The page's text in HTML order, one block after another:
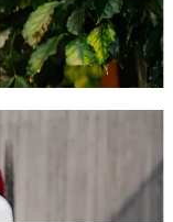
13,30 PLN PLN.